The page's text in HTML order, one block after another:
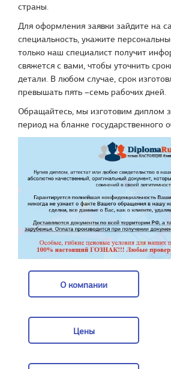
страны.
Для оформления заявки зайдите на
специальность, укажите
только наш специалист получит
свяжется с вами, чтобы уточнить
детали. В любом случае, срок
превышать пять –семь рабочих дней.
Обращайтесь, мы изготовим диплом
период на бланке государственного
О компании
Цены